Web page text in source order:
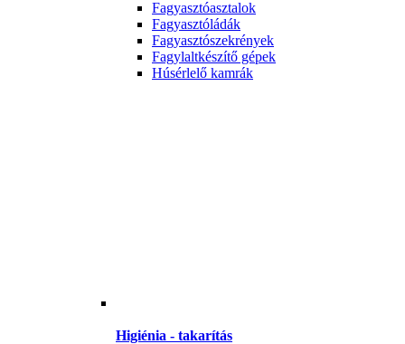
Fagyasztóasztalok
Fagyasztóládák
Fagyasztószekrények
Fagylaltkészítő gépek
Húsérlelő kamrák
Higiénia - takarítás